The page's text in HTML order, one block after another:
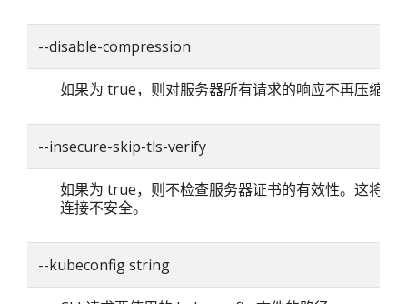
--disable-compression
如果为 true，则对服务器所有请求的响应不再压缩。
--insecure-skip-tls-verify
如果为 true，则不检查服务器证书的有效性。这将使
连接不安全。
--kubeconfig string